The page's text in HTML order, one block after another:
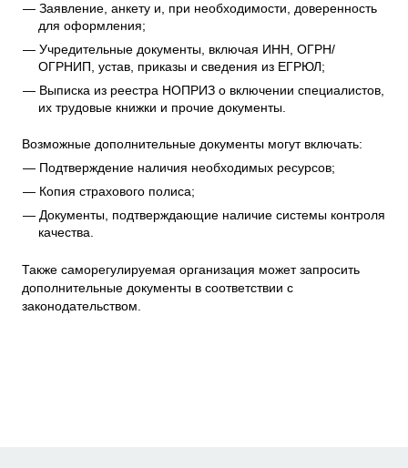
Заявление, анкету и, при необходимости, доверенность
для оформления;
Учредительные документы, включая ИНН, ОГРН/
ОГРНИП, устав, приказы и сведения из ЕГРЮЛ;
Выписка из реестра НОПРИЗ о включении специалистов,
их трудовые книжки и прочие документы.
Возможные дополнительные документы могут включать:
Подтверждение наличия необходимых ресурсов;
Копия страхового полиса;
Документы, подтверждающие наличие системы контроля
качества.
Также саморегулируемая организация может запросить
дополнительные документы в соответствии с
законодательством.